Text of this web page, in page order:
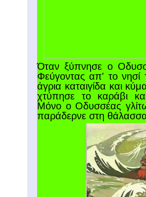
Όταν ξύπνησε ο
Φεύγοντας απ' το νησί
άγρια καταιγίδα και
χτύπησε το καράβι
Μόνο ο Οδυσσέας
παράδερνε στη